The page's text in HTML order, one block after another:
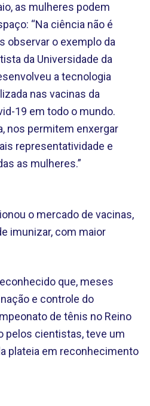
as mulheres podem
“Na ciência não é
observar o exemplo da
da Universidade da
a tecnologia
nas vacinas da
19 em todo o mundo.
nos permitem enxergar
representatividade e
as mulheres.”
o mercado de vacinas,
imunizar, com maior
que, meses
e controle do
de tênis no Reino
pelos cientistas, teve um
plateia em reconhecimento